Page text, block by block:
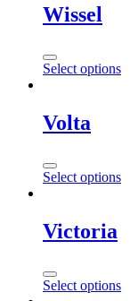
Wissel
Select options
Volta
Select options
Victoria
Select options